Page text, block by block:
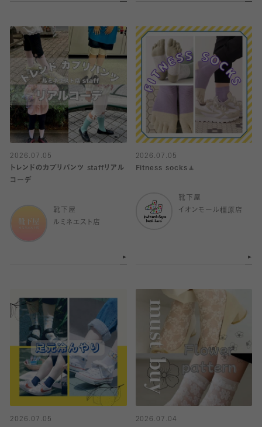
2026.07.05
トレンドのカプリパンツ staffリアル
コーデ
靴下屋
ルミネエスト店
2026.07.05
Fitness socks🧘
靴下屋
イオンモール橿原店
2026.07.05
2026.07.04